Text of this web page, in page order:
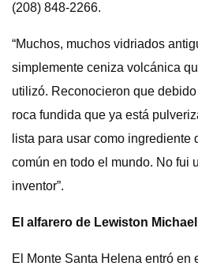
(208) 848-2266.
“Muchos, muchos vidriados
simplemente ceniza volcánica
utilizó. Reconocieron que
roca fundida que ya está
lista para usar como ingrediente
común en todo el mundo. No fui
inventor”.
El alfarero de Lewiston
El Monte Santa Helena entró en